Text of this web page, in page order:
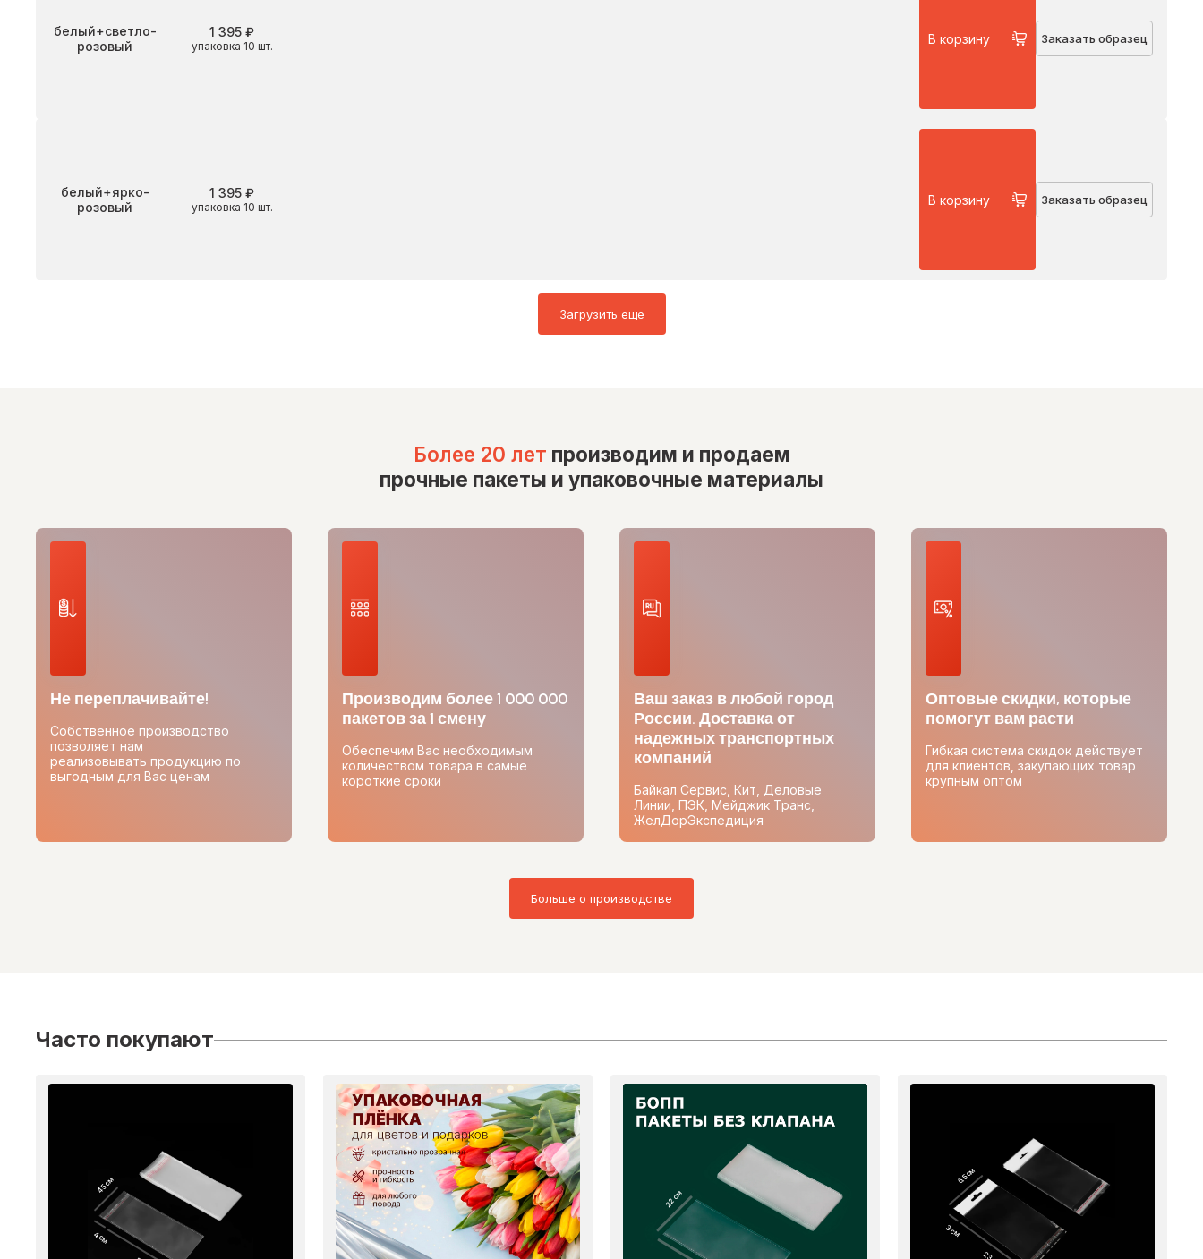
Цвет
белый+светло-
розовый
упаковка 10 шт.
1 395 ₽ В корзину Заказать образец
Цветбелый+ярко-
розовый
упаковка 10 шт.
1 395 ₽ В корзину Заказать образец
Загрузить еще
Более 20 лет производим и продаем
прочные пакеты и упаковочные материалы
Не переплачивайте!
Собственное производство
позволяет нам
реализовывать продукцию по
выгодным для Вас ценам
Производим более 1 000 000
пакетов за 1 смену
Обеспечим Вас необходимым
количеством товара в самые
короткие сроки
Ваш заказ в любой город
России. Доставка от
надежных транспортных
компаний
Байкал Сервис, Кит, Деловые
Линии, ПЭК, Мейджик Транс,
ЖелДорЭкспедиция
Оптовые скидки, которые
помогут вам расти
Гибкая система скидок действует
для клиентов, закупающих товар
крупным оптом
Больше о производстве
Часто покупают
45 см
4 см
22 см
6.5 см
3 см